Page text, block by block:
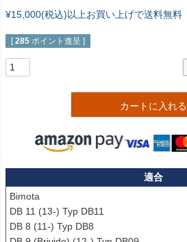
¥15,000(税込)以上お買い上げで送料無料
[ 285 ポイント進呈 ]
カートに入れる
適合
Bimota
DB 11 (13-) Typ DB11
DB 8 (11-) Typ DB8